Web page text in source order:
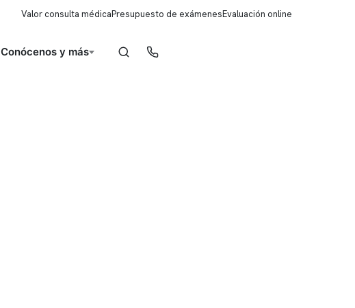
Valor consulta médicaPresupuesto de exámenesEvaluación online
Conócenos y más